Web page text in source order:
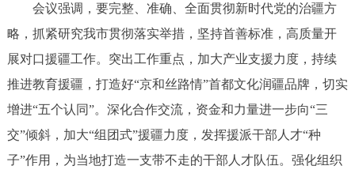
会议强调，要完整、准确、全面贯彻新时代党的治疆方
略，抓紧研究我市贯彻落实举措，坚持首善标准，高质量开
展对口援疆工作。突出工作重点，加大产业支援力度，持续
推进教育援疆，打造好“京和丝路情”首都文化润疆品牌，切实
增进“五个认同”。深化合作交流，资金和力量进一步向“三
交”倾斜，加大“组团式”援疆力度，发挥援派干部人才“种
子”作用，为当地打造一支带不走的干部人才队伍。强化组织